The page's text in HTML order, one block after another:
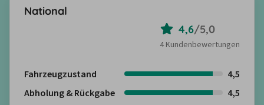
National
4,6/5,0
4 Kundenbewertungen
Fahrzeugzustand
4,5
Abholung & Rückgabe
4,5